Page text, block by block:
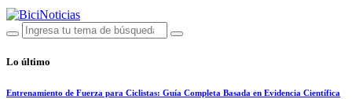
Lo último
Entrenamiento de Fuerza para Ciclistas: Guía Completa Basada en Evidencia Científica